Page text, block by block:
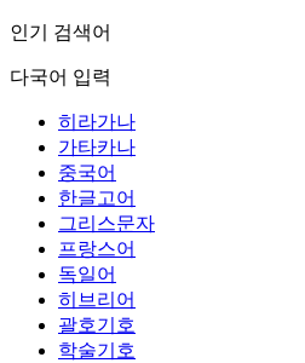
인기 검색어
다국어 입력
히라가나
가타카나
중국어
한글고어
그리스문자
프랑스어
독일어
히브리어
괄호기호
학술기호